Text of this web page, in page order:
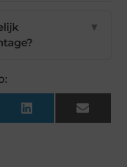
▼
LinkedIn Email